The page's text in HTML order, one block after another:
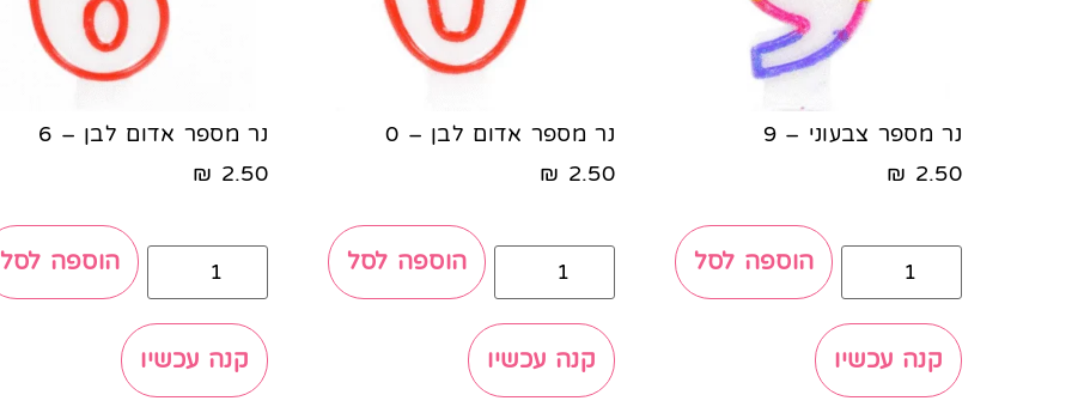
נר מספר צבעוני – 9
2.50
₪
הוספה לסל
קנה עכשיו
נר מספר אדום לבן – 0
2.50
₪
הוספה לסל
קנה עכשיו
נר מספר אדום לבן – 6
2.50
₪
הוספה לסל
קנה עכשיו